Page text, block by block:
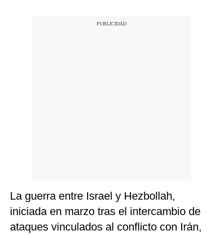
La guerra entre Israel y Hezbollah,
iniciada en marzo tras el intercambio de
ataques vinculados al conflicto con Irán,